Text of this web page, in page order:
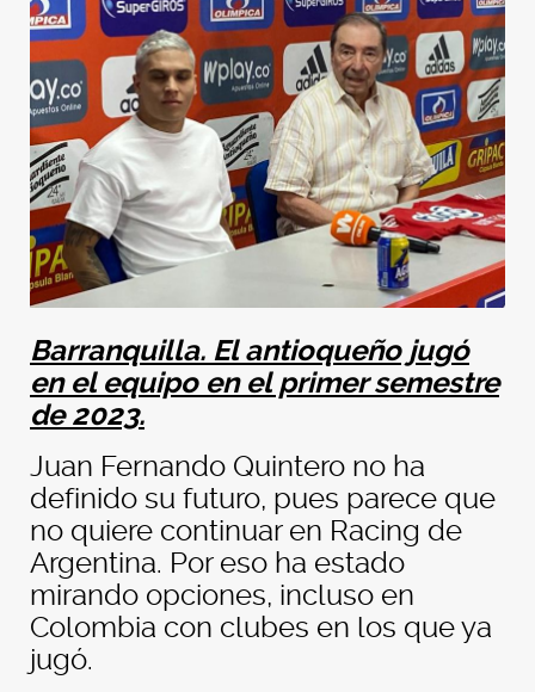
Barranquilla. El antioqueño jugó
en el equipo en el primer semestre
de 2023.
Juan Fernando Quintero no ha
definido su futuro, pues parece que
no quiere continuar en Racing de
Argentina. Por eso ha estado
mirando opciones, incluso en
Colombia con clubes en los que ya
jugó.